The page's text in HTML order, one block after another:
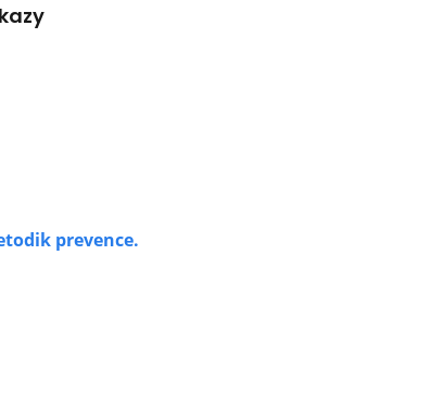
prevence.